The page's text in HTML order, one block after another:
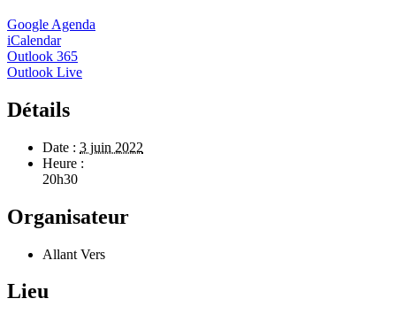
Google Agenda
iCalendar
Outlook 365
Outlook Live
Détails
Date : 3 juin 2022
Heure :
20h30
Organisateur
Allant Vers
Lieu